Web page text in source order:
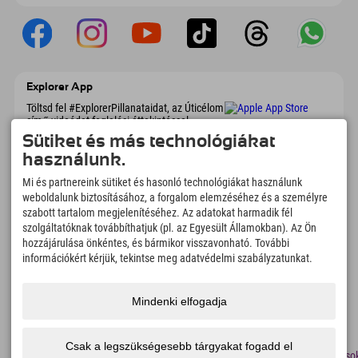
Explorer App
Töltsd fel #ExplorerPillanataidat, az Úticélom
című videódat foglalási áttekintéssel,
bakancslistával, étterem áttekintéssel és
még sok mással. Töltsd le most!
Felfedezős pillanatok ideje
166
Hegyi tavak és
élményfürdők
4.634km
Sí- és snowboardpályák
8.991km 97%
Adatvédelem Megközelíthetőség Fenntarthatósági
Sütiket és más technológiákat
használunk.
Mi és partnereink sütiket és hasonló technológiákat használunk
weboldalunk biztosításához, a forgalom elemzéséhez és a személyre
szabott tartalom megjelenítéséhez. Az adatokat harmadik fél
szolgáltatóknak továbbíthatjuk (pl. az Egyesült Államokban). Az Ön
hozzájárulása önkéntes, és bármikor visszavonható. További
információkért kérjük, tekintse meg adatvédelmi szabályzatunkat.
Mindenki elfogadja
Csak a legszükségesebb tárgyakat fogadd el